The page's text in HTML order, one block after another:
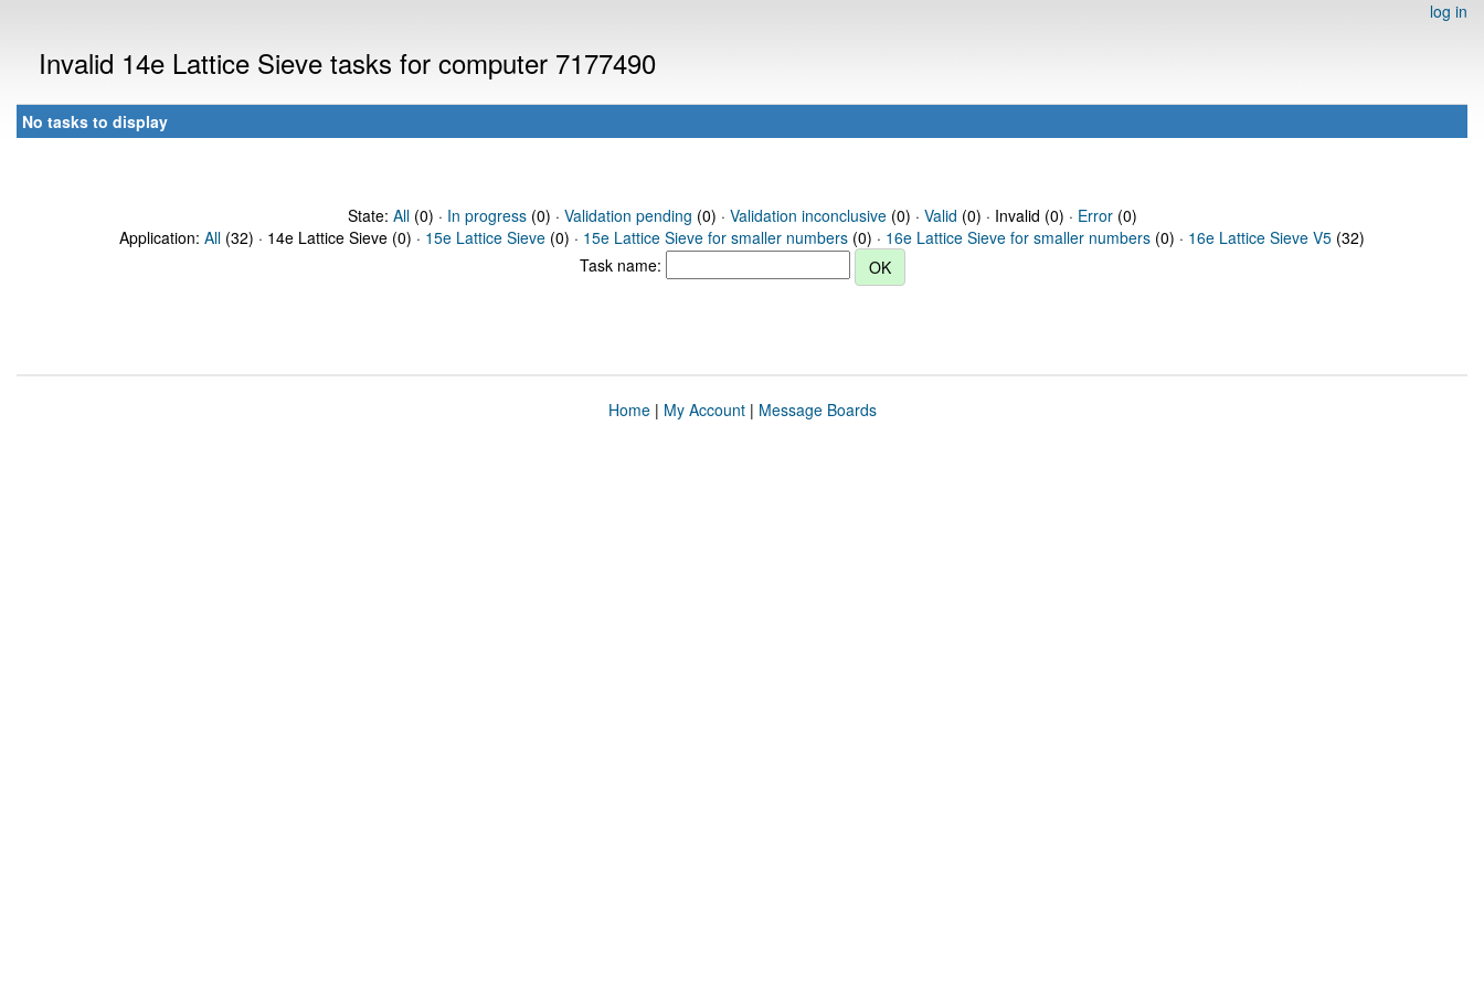
log in
Invalid 14e Lattice Sieve tasks for computer 7177490
No tasks to display
State: All(0) · In progress(0) · Validation pending (0) · Validation inconclusive(0) · Valid (0) · Invalid (0) · Error(0)
Application: All (32) · 14e Lattice Sieve (0) · 15e Lattice Sieve (0) · 15e Lattice Sieve for smaller numbers (0) · 16e Lattice Sieve for smaller numbers (0) · 16e Lattice Sieve V5 (32)
Task name:
Home| My Account| Message Boards